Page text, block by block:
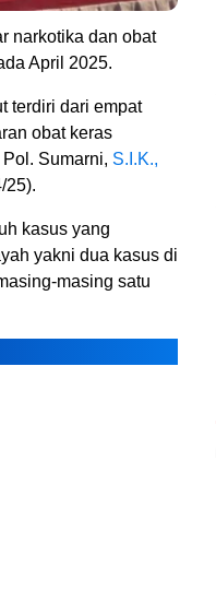
narkotika dan obat
April 2025.
terdiri dari empat
obat keras
Sumarni, S.I.K.,
25).
kasus yang
yakni dua kasus di
masing satu